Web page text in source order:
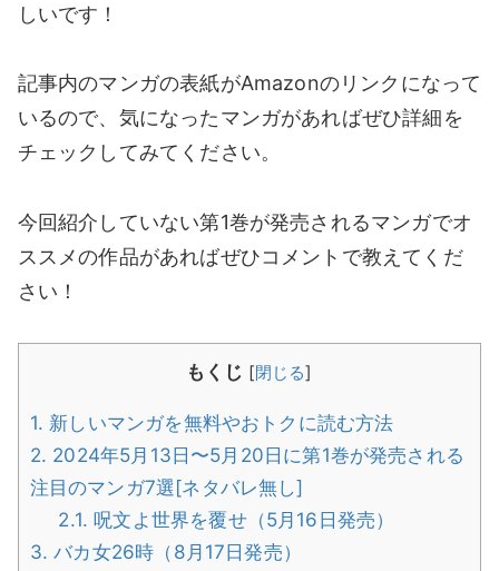
しいです！
記事内のマンガの表紙がAmazonのリンクになって
いるので、気になったマンガがあればぜひ詳細を
チェックしてみてください。
今回紹介していない第1巻が発売されるマンガでオ
ススメの作品があればぜひコメントで教えてくだ
さい！
もくじ [閉じる]
1. 新しいマンガを無料やおトクに読む方法
2. 2024年5月13日〜5月20日に第1巻が発売される
注目のマンガ7選[ネタバレ無し]
2.1. 呪文よ世界を覆せ（5月16日発売）
3. バカ女26時（8月17日発売）